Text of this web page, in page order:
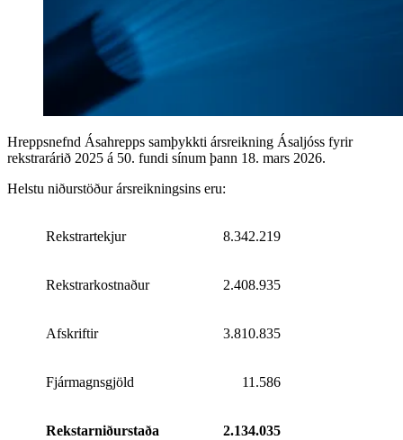
Hreppsnefnd Ásahrepps samþykkti ársreikning Ásaljóss fyrir
rekstrarárið 2025 á 50. fundi sínum þann 18. mars 2026.
Helstu niðurstöður ársreikningsins eru:
Rekstrartekjur 8.342.219
Rekstrarkostnaður 2.408.935
Afskriftir 3.810.835
Fjármagnsgjöld 11.586
Rekstarniðurstaða 2.134.035